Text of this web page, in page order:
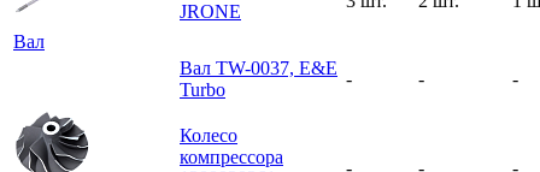
Вал
JRONE
Вал TW-0037, E&E
Turbo
- - -
Колесо
компрессора